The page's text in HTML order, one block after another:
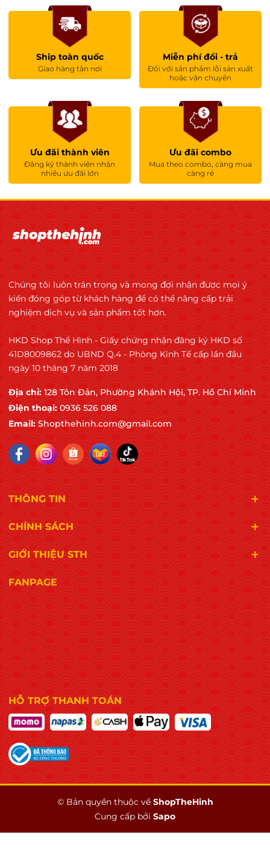
Ship toàn quốc
Giao hàng tận nơi
Miễn phí đổi - trả
Đối với sản phẩm lỗi sản xuất
hoặc vận chuyển
Ưu đãi thành viên
Đăng ký thành viên nhận
nhiều ưu đãi lớn
Ưu đãi combo
Mua theo combo, càng mua
càng rẻ
Chúng tôi luôn trân trọng và mong đợi nhận được mọi ý
kiến đóng góp từ khách hàng để có thể nâng cấp trải
nghiệm dịch vụ và sản phẩm tốt hơn.
HKD Shop Thể Hình - Giấy chứng nhận đăng ký HKD số
41D8009862 do UBND Q.4 - Phòng Kinh Tế cấp lần đầu
ngày 10 tháng 7 năm 2018
Địa chỉ: 128 Tôn Đản, Phường Khánh Hội, TP. Hồ Chí Minh
Điện thoại: 0936 526 088
Email: Shopthehinh.com@gmail.com
THÔNG TIN
CHÍNH SÁCH
GIỚI THIỆU STH
FANPAGE
HỖ TRỢ THANH TOÁN
© Bản quyền thuộc về ShopTheHinh
Cung cấp bởi Sapo